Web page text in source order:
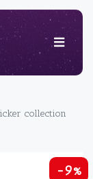
collection
-9%